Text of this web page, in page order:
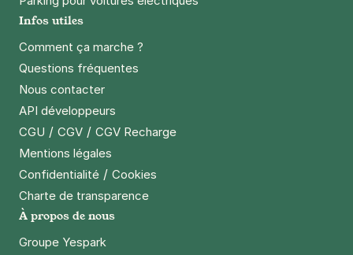
Infos utiles
Comment ça marche ?
Questions fréquentes
Nous contacter
API développeurs
CGU / CGV / CGV Recharge
Mentions légales
Confidentialité / Cookies
Charte de transparence
À propos de nous
Groupe Yespark